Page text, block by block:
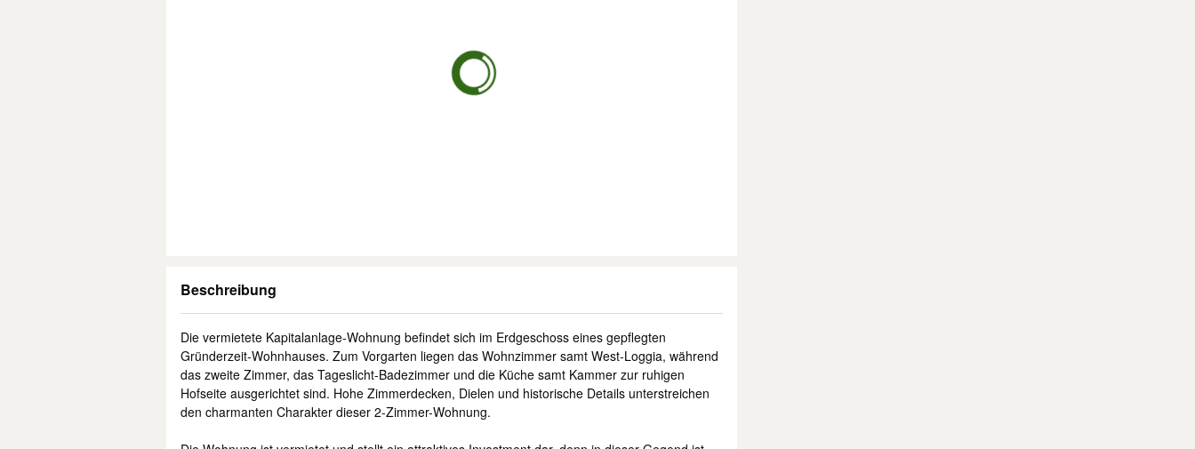
Beschreibung
Die vermietete Kapitalanlage-Wohnung befindet sich im Erdgeschoss eines gepflegten
Gründerzeit-Wohnhauses. Zum Vorgarten liegen das Wohnzimmer samt West-Loggia, während
das zweite Zimmer, das Tageslicht-Badezimmer und die Küche samt Kammer zur ruhigen
Hofseite ausgerichtet sind. Hohe Zimmerdecken, Dielen und historische Details unterstreichen
den charmanten Charakter dieser 2-Zimmer-Wohnung.